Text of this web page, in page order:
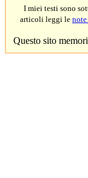
I miei testi sono
articoli leggi le
Questo sito